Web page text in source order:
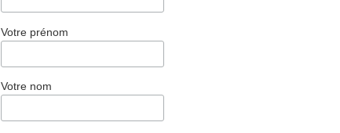
Votre prénom
Votre nom